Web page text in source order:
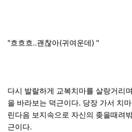
"흐흐흐..괜찮아(귀여운데) "
다시 발랄하게 교복치마를 살랑거리
을 바라보는 덕근이다. 당장 가서 치
린다음 보지속으로 자신의 좆을때려
근이다.